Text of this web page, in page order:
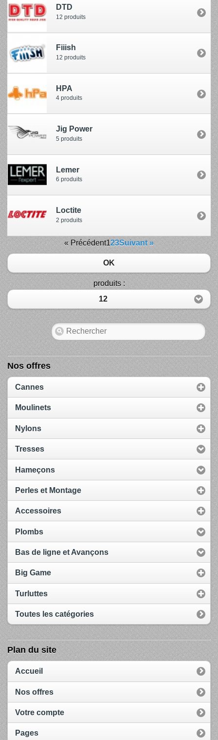
DTD
12 produits
Fiiish
12 produits
HPA
4 produits
Jig Power
5 produits
Lemer
6 produits
Loctite
2 produits
« Précédent123Suivant »
OK
produits :
12
Nos offres
Cannes
Moulinets
Nylons
Tresses
Hameçons
Perles et Montage
Accessoires
Plombs
Bas de ligne et Avançons
Big Game
Turluttes
Toutes les catégories
Plan du site
Accueil
Nos offres
Votre compte
Pages